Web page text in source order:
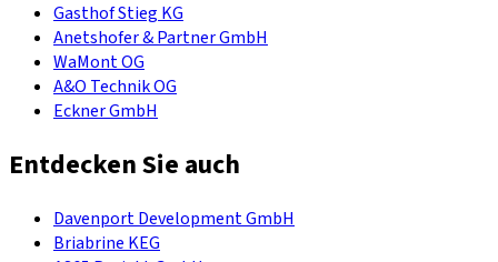
Gasthof Stieg KG
Anetshofer & Partner GmbH
WaMont OG
A&O Technik OG
Eckner GmbH
Entdecken Sie auch
Davenport Development GmbH
Briabrine KEG